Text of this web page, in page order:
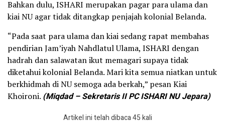
Bahkan dulu, ISHARI merupakan pagar para ulama dan
kiai NU agar tidak ditangkap penjajah kolonial Belanda.
“Pada saat para ulama dan kiai sedang rapat membahas
pendirian Jam’iyah Nahdlatul Ulama, ISHARI dengan
hadrah dan salawatan ikut memagari supaya tidak
diketahui kolonial Belanda. Mari kita semua niatkan untuk
berkhidmah di NU semoga ada berkah,” pesan Kiai
Khoironi. (Miqdad – Sekretaris II PC ISHARI NU Jepara)
Artikel ini telah dibaca 45 kali